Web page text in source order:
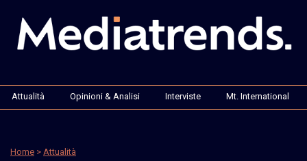
Attualità Opinioni & Analisi Interviste Mt. International
Home > Attualità